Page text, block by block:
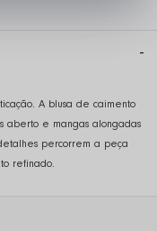
A blusa de caimento
aberto e mangas alongadas
percorrem a peça
refinado.